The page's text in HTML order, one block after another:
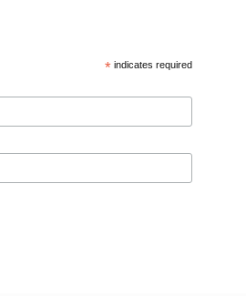
* indicates required